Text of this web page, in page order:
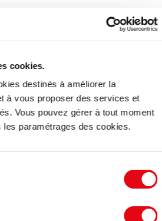
cookies.
destinés à améliorer la
à vous proposer des services et
Vous pouvez gérer à tout moment
paramétrages des cookies.
'Trappes'